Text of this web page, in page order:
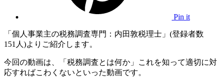
Pin it
「個人事業主の税務調査専門：内田敦税理士」(登録者数
151人)よりご紹介します。
今回の動画は、「税務調査とは何か」これを知って適切に対
応すればこわくないといった動画です。